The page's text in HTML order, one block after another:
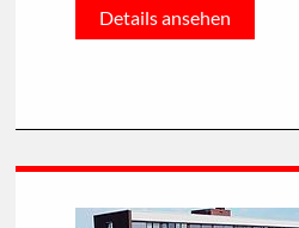
Details ansehen